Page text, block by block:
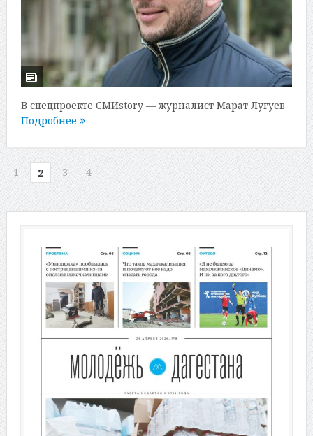
В спецпроекте СМИstory — журналист Марат Лугуев
Подробнее
1 2 3 4